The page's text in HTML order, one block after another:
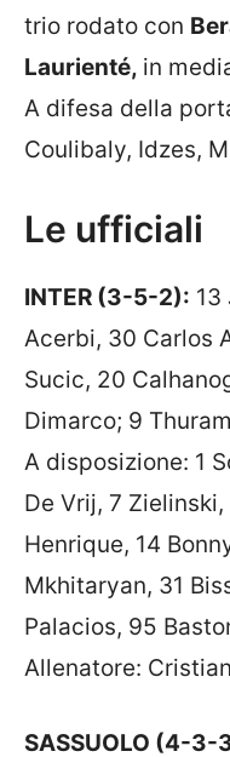
trio rodato con
Laurienté, in
A difesa della
Coulibaly, Idzes,
Le ufficiali
INTER (3-5-2): 13
Acerbi, 30 Carlos
Sucic, 20
Dimarco; 9
A disposizione: 1
De Vrij, 7 Zielinski,
Henrique, 14
Mkhitaryan, 31
Palacios, 95
Allenatore:
SASSUOLO (4-3-